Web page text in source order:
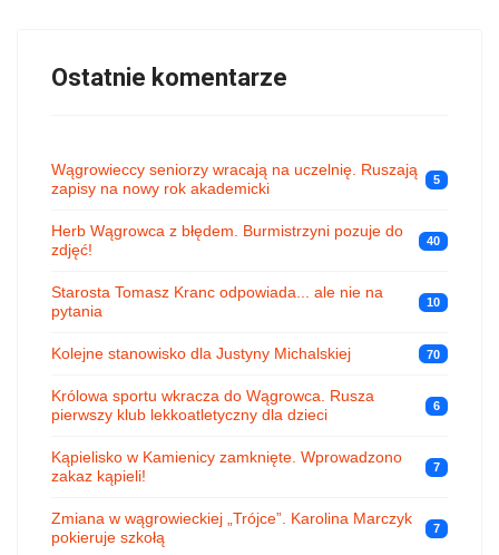
Ostatnie komentarze
Wągrowieccy seniorzy wracają na uczelnię. Ruszają
zapisy na nowy rok akademicki
5
Herb Wągrowca z błędem. Burmistrzyni pozuje do
zdjęć!
40
Starosta Tomasz Kranc odpowiada... ale nie na
pytania
10
Kolejne stanowisko dla Justyny Michalskiej 70
Królowa sportu wkracza do Wągrowca. Rusza
pierwszy klub lekkoatletyczny dla dzieci
6
Kąpielisko w Kamienicy zamknięte. Wprowadzono
zakaz kąpieli!
7
Zmiana w wągrowieckiej „Trójce”. Karolina Marczyk
pokieruje szkołą
7